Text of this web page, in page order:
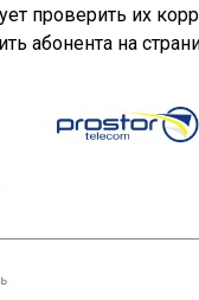
проверить их
абонента на